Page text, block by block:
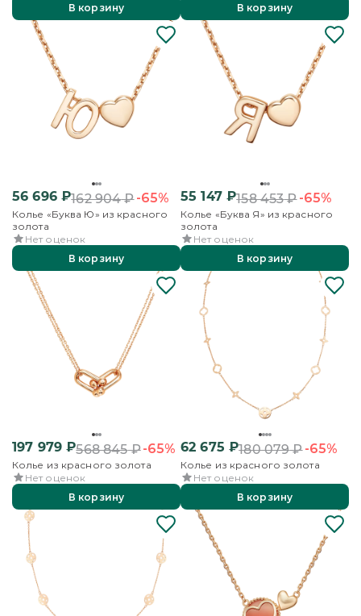
В корзину
В корзину
56 696₽162 904₽-65%
Колье «Буква Ю» из красного
золота
Нет оценок
В корзину
55 147₽158 453₽-65%
Колье «Буква Я» из красного
золота
Нет оценок
В корзину
197 979 ₽568 845₽-65%
Колье из красного золота
Нет оценок
В корзину
62 675 ₽180 079₽-65%
Колье из красного золота
Нет оценок
В корзину